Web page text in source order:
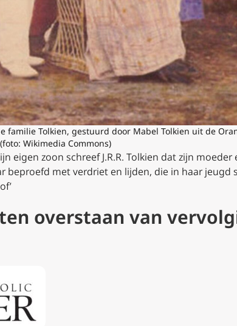
familie Tolkien, gestuurd door Mabel Tolkien uit de
Wikimedia Commons)
eigen zoon schreef J.R.R. Tolkien dat zijn
beproefd met verdriet en lijden, die in haar jeugd
overstaan van